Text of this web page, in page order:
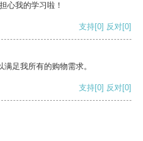
心我的学习啦！
支持[0] 反对[0]
足我所有的购物需求。
支持[0] 反对[0]